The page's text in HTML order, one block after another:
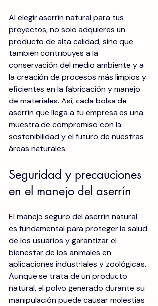
Al elegir aserrín natural para tus
proyectos, no solo adquieres un
producto de alta calidad, sino que
también contribuyes a la
conservación del medio ambiente y a
la creación de procesos más limpios y
eficientes en la fabricación y manejo
de materiales. Así, cada bolsa de
aserrín que llega a tu empresa es una
muestra de compromiso con la
sostenibilidad y el futuro de nuestras
áreas naturales.
Seguridad y precauciones
en el manejo del aserrín
El manejo seguro del aserrín natural
es fundamental para proteger la salud
de los usuarios y garantizar el
bienestar de los animales en
aplicaciones industriales y zoológicas.
Aunque se trata de un producto
natural, el polvo generado durante su
manipulación puede causar molestias